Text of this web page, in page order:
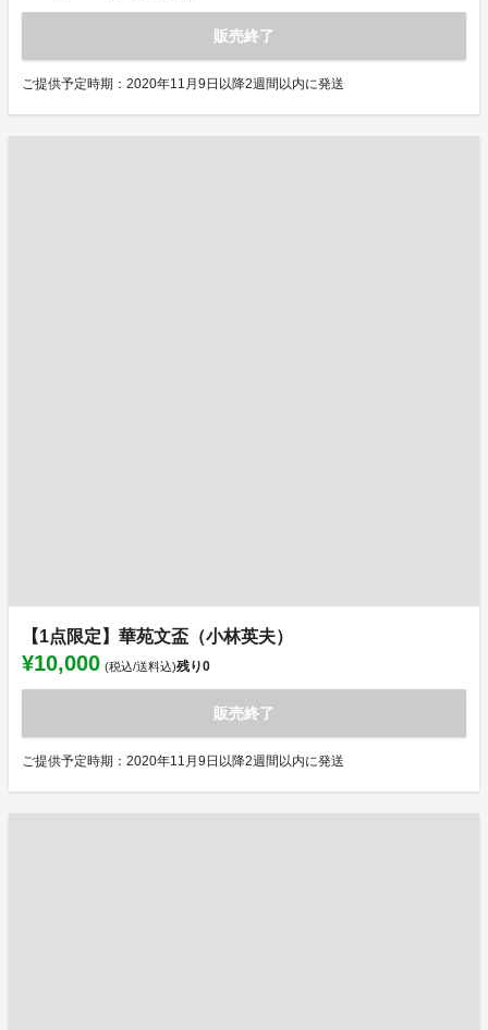
販売終了
ご提供予定時期：2020年11月9日以降2週間以内に発送
【1点限定】華苑文盃（小林英夫）
¥10,000 (税込/送料込)残り0
販売終了
ご提供予定時期：2020年11月9日以降2週間以内に発送